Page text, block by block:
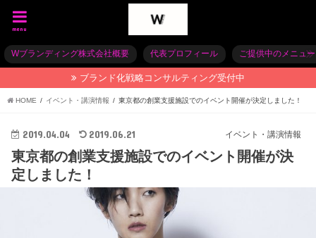
menu
Wブランディング株式会社概要 代表プロフィール ご提供中のメニュー
ブランド化戦略コンサルティング受付中
HOME イベント・講演情報 東京都の創業支援施設でのイベント開催が決定しました！
イベント・講演情報
2019.04.04 2019.06.21
東京都の創業支援施設でのイベント開催が決
定しました！